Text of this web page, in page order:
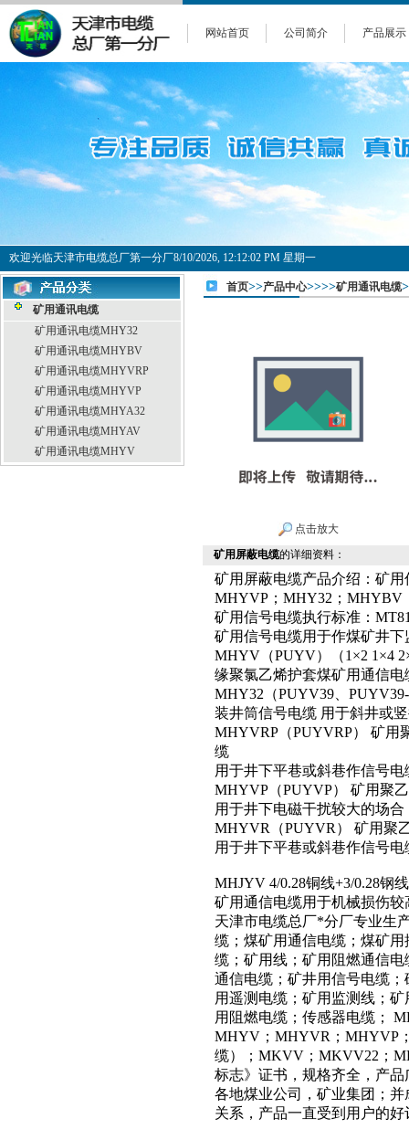
网站首页 公司简介 产品展示
欢迎光临天津市电缆总厂第一分厂8/10/2026, 12:12:02 PM 星期一
矿用通讯电缆
矿用通讯电缆MHY32
矿用通讯电缆MHYBV
矿用通讯电缆MHYVRP
矿用通讯电缆MHYVP
矿用通讯电缆MHYA32
矿用通讯电缆MHYAV
矿用通讯电缆MHYV
首页>>产品中心>>>>矿用通讯电缆
点击放大
矿用屏蔽电缆的详细资料：
矿用屏蔽电缆产品介绍：矿
MHYVP；MHY32；MHYBV
矿用信号电缆执行标准：
矿用信号电缆用于作煤矿井
MHYV（PUYV）（1×2 1×4
缘聚氯乙烯护套煤矿用通信
MHY32（PUYV39、
装井筒信号电缆 用于斜井或
MHYVRP（PUYVRP） 矿用
缆
用于井下平巷或斜巷作信号电
MHYVP（PUYVP） 矿用聚
用于井下电磁干扰较大的场合
MHYVR（PUYVR） 矿用聚
用于井下平巷或斜巷作信号电
MHJYV 4/0.28铜线+3/0.28钢
矿用通信电缆用于机械损伤较
天津市电缆总厂*分厂专业生
缆；煤矿用通信电缆；煤矿
缆；矿用线；矿用阻燃通信
通信电缆；矿井用信号电缆
用遥测电缆；矿用监测线；
用阻燃电缆；传感器电缆；
MHYV；MHYVR；MHYVP
缆）；MKVV；MKVV22；
标志》证书，规格齐全，产
各地煤业公司，矿业集团；
关系，产品一直受到用户的好